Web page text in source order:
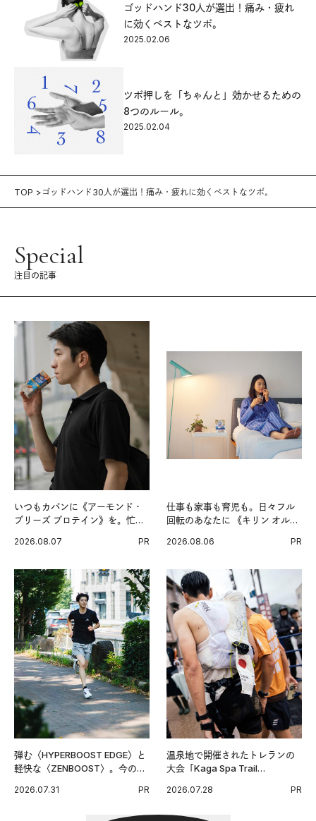
ゴッドハンド30人が選出！痛み・疲れ
に効くベストなツボ。
2025.02.06
ツボ押しを「ちゃんと」効かせるための
8つのルール。
2025.02.04
TOP ゴッドハンド30人が選出！痛み・疲れに効くベストなツボ。
Special
注目の記事
いつもカバンに《アーモンド・
ブリーズ プロテイン》を。忙し
グ習慣。
2026.08.07 PR
仕事も家事も育児も。日々フル
回転のあなたに 《キリン オルニ
2026.08.06 PR
弾む〈HYPERBOOST EDGE〉と
軽快な〈ZENBOOST〉。今の時
出した新機軸。
2026.07.31 PR
温泉地で開催されたトレランの
大会「Kaga Spa Trail
戦を夢見るランナーたちの奮闘
2026.07.28 PR